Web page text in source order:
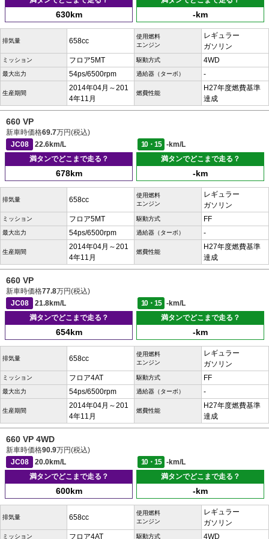
630km -km
排気量 658cc
使用燃料
エンジン
レギュラー
ガソリン
ミッション フロア5MT 駆動方式 4WD
最大出力 54ps/6500rpm 過給器（ターボ） -
生産期間
2014年04月～201
4年11月
燃費性能
H27年度燃費基準
達成
660 VP
新車時価格69.7万円(税込)
JC08
22.6km/L 10・15
-km/L
満タンでどこまで走る？
678km
満タンでどこまで走る？
-km
排気量 658cc
使用燃料
エンジン
レギュラー
ガソリン
ミッション フロア5MT 駆動方式 FF
最大出力 54ps/6500rpm 過給器（ターボ） -
生産期間
2014年04月～201
4年11月
燃費性能
H27年度燃費基準
達成
660 VP
新車時価格77.8万円(税込)
JC08
21.8km/L 10・15
-km/L
満タンでどこまで走る？
654km
満タンでどこまで走る？
-km
排気量 658cc
使用燃料
エンジン
レギュラー
ガソリン
ミッション フロア4AT 駆動方式 FF
最大出力 54ps/6500rpm 過給器（ターボ） -
生産期間
2014年04月～201
4年11月
燃費性能
H27年度燃費基準
達成
660 VP 4WD
新車時価格90.9万円(税込)
JC08
20.0km/L 10・15
-km/L
満タンでどこまで走る？
600km
満タンでどこまで走る？
-km
排気量 658cc
使用燃料
エンジン
レギュラー
ガソリン
ミッション フロア4AT 駆動方式 4WD